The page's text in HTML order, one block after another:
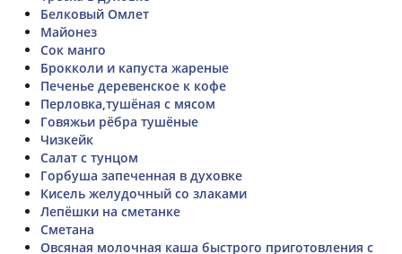
Белковый Омлет
Майонез
Сок манго
Брокколи и капуста жареные
Печенье деревенское к кофе
Перловка,тушёная с мясом
Говяжьи рёбра тушёные
Чизкейк
Салат с тунцом
Горбуша запеченная в духовке
Кисель желудочный со злаками
Лепёшки на сметанке
Cметана
Овсяная молочная каша быстрого приготовления с